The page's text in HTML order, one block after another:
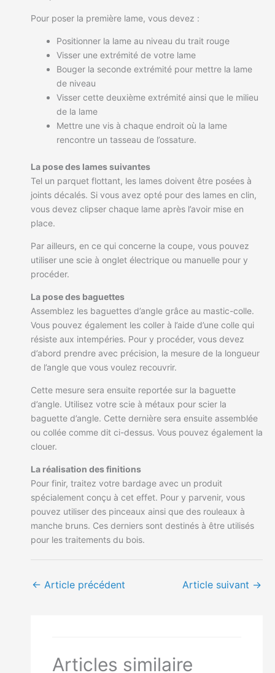
Pour poser la première lame, vous devez :
Positionner la lame au niveau du trait rouge
Visser une extrémité de votre lame
Bouger la seconde extrémité pour mettre la lame
de niveau
Visser cette deuxième extrémité ainsi que le milieu
de la lame
Mettre une vis à chaque endroit où la lame
rencontre un tasseau de l’ossature.
La pose des lames suivantes
Tel un parquet flottant, les lames doivent être posées à
joints décalés. Si vous avez opté pour des lames en clin,
vous devez clipser chaque lame après l’avoir mise en
place.
Par ailleurs, en ce qui concerne la coupe, vous pouvez
utiliser une scie à onglet électrique ou manuelle pour y
procéder.
La pose des baguettes
Assemblez les baguettes d’angle grâce au mastic-colle.
Vous pouvez également les coller à l’aide d’une colle qui
résiste aux intempéries. Pour y procéder, vous devez
d’abord prendre avec précision, la mesure de la longueur
de l’angle que vous voulez recouvrir.
Cette mesure sera ensuite reportée sur la baguette
d’angle. Utilisez votre scie à métaux pour scier la
baguette d’angle. Cette dernière sera ensuite assemblée
ou collée comme dit ci-dessus. Vous pouvez également la
clouer.
La réalisation des finitions
Pour finir, traitez votre bardage avec un produit
spécialement conçu à cet effet. Pour y parvenir, vous
pouvez utiliser des pinceaux ainsi que des rouleaux à
manche bruns. Ces derniers sont destinés à être utilisés
pour les traitements du bois.
← Article précédent Article suivant →
Articles similaire